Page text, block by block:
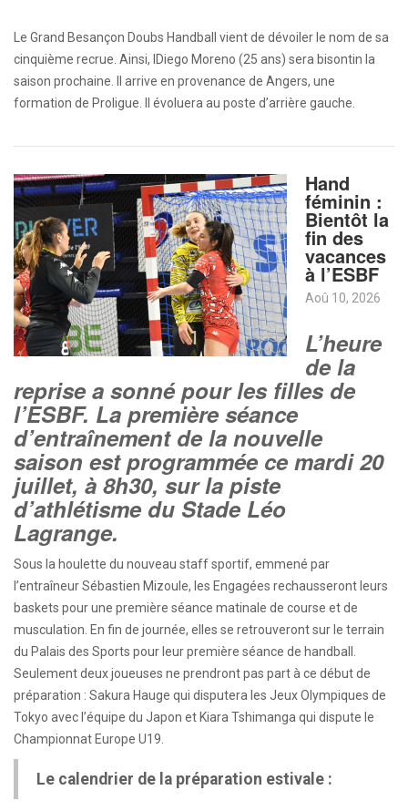
Le Grand Besançon Doubs Handball vient de dévoiler le nom de sa
cinquième recrue. Ainsi, lDiego Moreno (25 ans) sera bisontin la
saison prochaine. Il arrive en provenance de Angers, une
formation de Proligue. Il évoluera au poste d’arrière gauche.
Hand
féminin :
Bientôt la
fin des
vacances
à l’ESBF
Aoû 10, 2026
L’heure
de la
reprise a sonné pour les filles de
l’ESBF. La première séance
d’entraînement de la nouvelle
saison est programmée ce mardi 20
juillet, à 8h30, sur la piste
d’athlétisme du Stade Léo
Lagrange.
Sous la houlette du nouveau staff sportif, emmené par
l’entraîneur Sébastien Mizoule, les Engagées rechausseront leurs
baskets pour une première séance matinale de course et de
musculation. En fin de journée, elles se retrouveront sur le terrain
du Palais des Sports pour leur première séance de handball.
Seulement deux joueuses ne prendront pas part à ce début de
préparation : Sakura Hauge qui disputera les Jeux Olympiques de
Tokyo avec l’équipe du Japon et Kiara Tshimanga qui dispute le
Championnat Europe U19.
Le calendrier de la préparation estivale :